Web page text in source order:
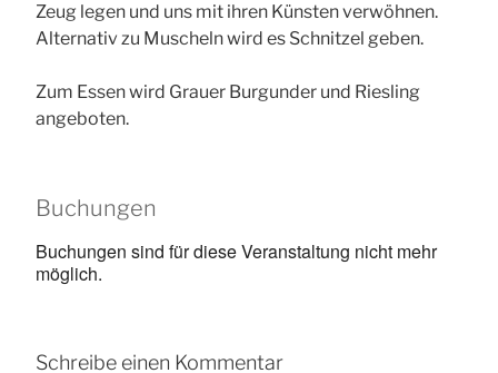
Zeug legen und uns mit ihren Künsten verwöhnen.
Alternativ zu Muscheln wird es Schnitzel geben.
Zum Essen wird Grauer Burgunder und Riesling
angeboten.
Buchungen
Buchungen sind für diese Veranstaltung nicht mehr
möglich.
Schreibe einen Kommentar